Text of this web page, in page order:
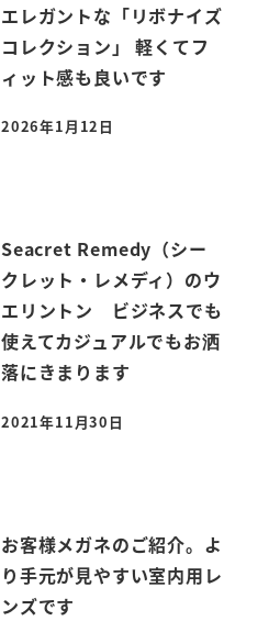
エレガントな「リボナイズ
コレクション」 軽くてフ
ィット感も良いです
投稿日
2026年1月12日
Seacret Remedy（シー
クレット・レメディ）のウ
エリントン ビジネスでも
使えてカジュアルでもお洒
落にきまります
投稿日
2021年11月30日
お客様メガネのご紹介。よ
り手元が見やすい室内用レ
ンズです